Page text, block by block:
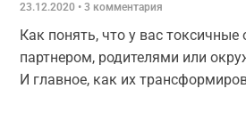
23.12.2020 3 комментария
Как понять, что у вас токсичные
партнером, родителями или
И главное, как их